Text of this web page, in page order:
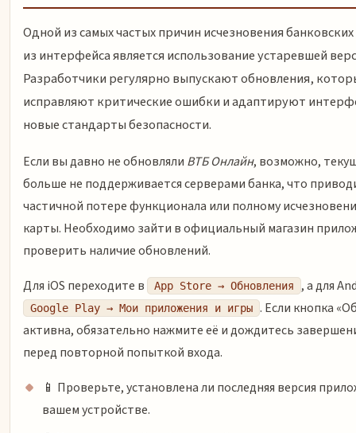
Одной из самых частых причин исчезновения
из интерфейса является использование устаревшей
Разработчики регулярно выпускают обновления,
исправляют критические ошибки и адаптируют
новые стандарты безопасности.
Если вы давно не обновляли ВТБ Онлайн, возможно,
больше не поддерживается серверами банка, что
частичной потере функционала или полному
карты. Необходимо зайти в официальный магазин
проверить наличие обновлений.
Для iOS переходите в
App Store → Обновления , а для
Google Play → Мои приложения и игры . Если кнопка
активна, обязательно нажмите её и дождитесь
перед повторной попыткой входа.
📱 Проверьте, установлена ли последняя версия
вашем устройстве.